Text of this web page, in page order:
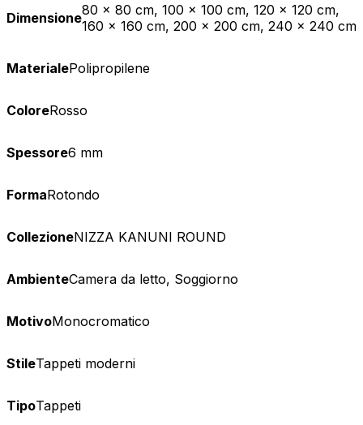
Dimensione80 x 80 cm, 100 x 100 cm, 120 x 120 cm,
160 x 160 cm, 200 x 200 cm, 240 x 240 cm
MaterialePolipropilene
ColoreRosso
Spessore6 mm
FormaRotondo
CollezioneNIZZA KANUNI ROUND
AmbienteCamera da letto, Soggiorno
MotivoMonocromatico
StileTappeti moderni
TipoTappeti